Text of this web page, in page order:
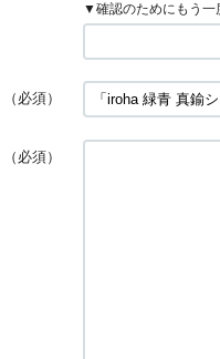
▼確認のためにもう一
（必須）
（必須）